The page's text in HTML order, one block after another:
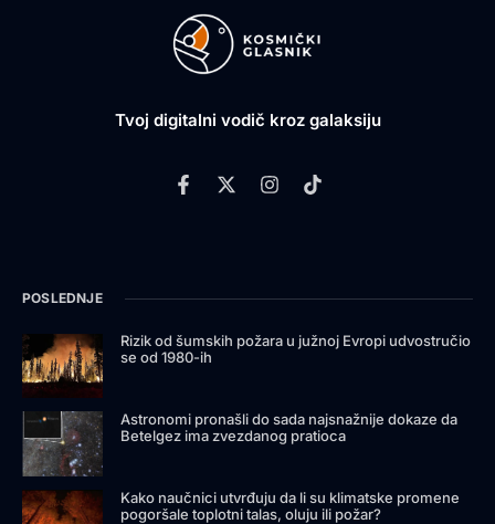
Tvoj digitalni vodič kroz galaksiju
POSLEDNJE
Rizik od šumskih požara u južnoj Evropi udvostručio
se od 1980-ih
Astronomi pronašli do sada najsnažnije dokaze da
Betelgez ima zvezdanog pratioca
Kako naučnici utvrđuju da li su klimatske promene
pogoršale toplotni talas, oluju ili požar?